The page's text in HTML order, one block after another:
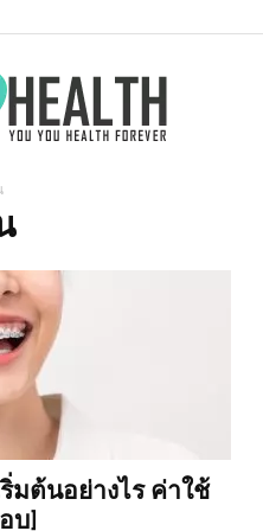
มต้นอย่างไร ค่าใช้
บ]